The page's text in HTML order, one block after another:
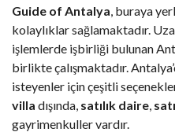
Guide of Antalya , buraya
kolaylıklar sağlamaktadır.
işlemlerde işbirliği bulunan
birlikte çalışmaktadır.
isteyenler için çeşitli
villa dışında, satılık daire
gayrimenkuller vardır.